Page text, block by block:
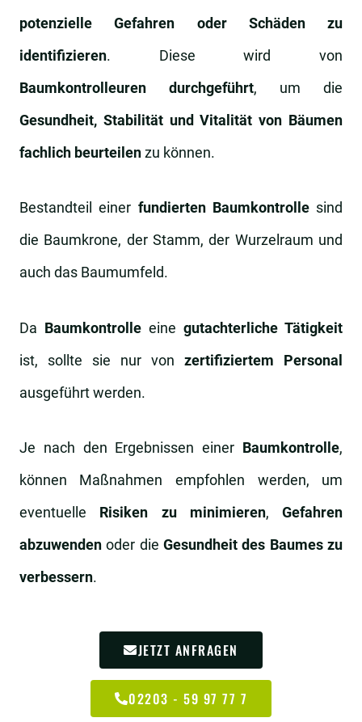
potenzielle Gefahren oder Schäden zu
identifizieren. Diese wird von
Baumkontrolleuren
durchgeführt, um die
Gesundheit, Stabilität und Vitalität von Bäumen
fachlich beurteilenzu können.
Bestandteil einer fundierten Baumkontrollesind
die Baumkrone, der Stamm, der Wurzelraum und
auch das Baumumfeld.
Da Baumkontrolleeinegutachterliche Tätigkeit
ist, sollte sie nur vonzertifiziertem Personal
ausgeführt werden.
Je nach den Ergebnissen einer Baumkontrolle,
können Maßnahmen empfohlen werden, um
eventuelle
Risiken zu minimieren,Gefahren
abzuwendenoder die Gesundheit des Baumes zu
verbessern.
JETZT ANFRAGEN
02203 - 59 97 77 7